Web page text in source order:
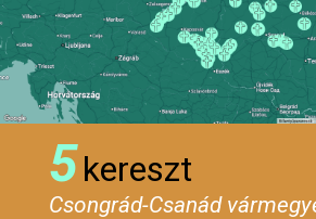
5kereszt
Csongrád-Csanád